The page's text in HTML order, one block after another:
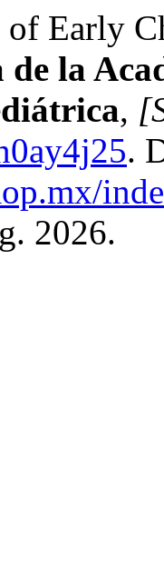
Early
de la
,
.
2026.